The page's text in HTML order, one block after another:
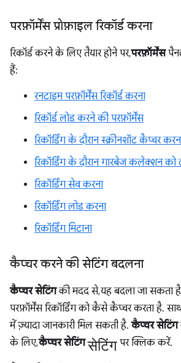
परफ़ॉर्मेंस प्रोफ़ाइल रिकॉर्ड करना
रिकॉर्ड करने के लिए तैयार होने पर,परफ़ॉर्मेंस
हैं:
रनटाइम परफ़ॉर्मेंस रिकॉर्ड करना
रिकॉर्ड लोड करने की परफ़ॉर्मेंस
रिकॉर्डिंग के दौरान स्क्रीनशॉट कैप्चर
रिकॉर्डिंग के दौरान गारबेज कलेक्शन को
रिकॉर्डिंग सेव करना
रिकॉर्डिंग लोड करना
रिकॉर्डिंग मिटाना
कैप्चर करने की सेटिंग बदलना
कैप्चर सेटिंगकी मदद से, यह बदला जा सकता
परफ़ॉर्मेंस रिकॉर्डिंग को कैसे कैप्चर करता है.
में ज़्यादा जानकारी मिल सकती है.कैप्चर सेटिंग
के लिए,कैप्चर सेटिंग सेटिंग पर क्लिक करें.